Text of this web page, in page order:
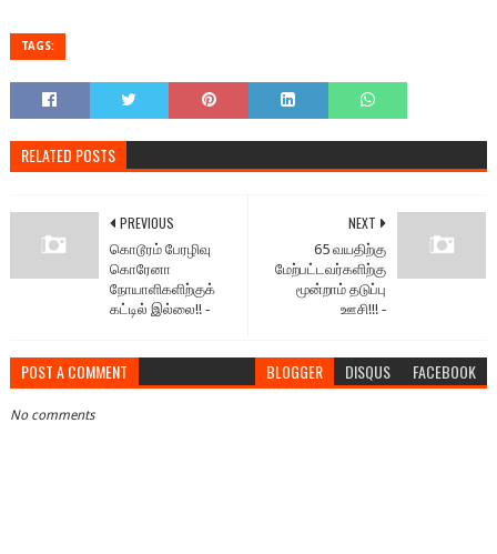
TAGS:
RELATED POSTS
NEXT
65 வயதிற்கு
மேற்பட்டவர்களிற்கு
மூன்றாம் தடுப்பு
ஊசி!!! ‐
PREVIOUS
கொடூரம் பேரழிவு
கொரேனா
நோயாளிகளிற்குக்
கட்டில் இல்லை!! ‐
POST A COMMENT BLOGGER DISQUS FACEBOOK
No comments